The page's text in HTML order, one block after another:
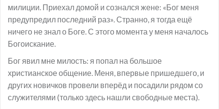
милиции. Приехал домой и сознался жене: «Бог меня
предупредил последний раз». Странно, я тогда ещё
ничего не знал о Боге. С этого момента у меня началось
Богоискание.
Бог явил мне милость: я попал на большое
христианское общение. Меня, впервые пришедшего, и
других новичков провели вперёд и посадили рядом со
служителями (только здесь нашли свободные места).